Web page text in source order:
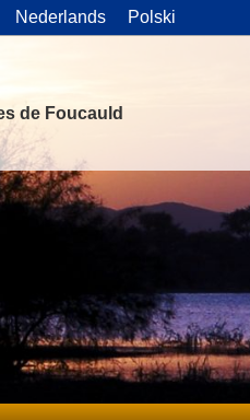
Nederlands Polski
de Foucauld